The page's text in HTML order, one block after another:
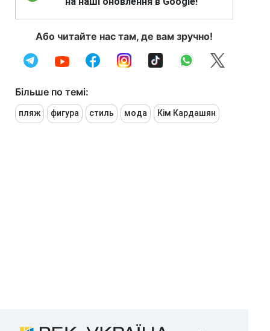
Або читайте нас там, де вам зручно!
Більше по темі:
пляж фигура стиль мода Кім Кардашян